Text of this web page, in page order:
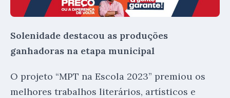
Solenidade destacou as produções
ganhadoras na etapa municipal
O projeto “MPT na Escola 2023” premiou os
melhores trabalhos literários, artísticos e